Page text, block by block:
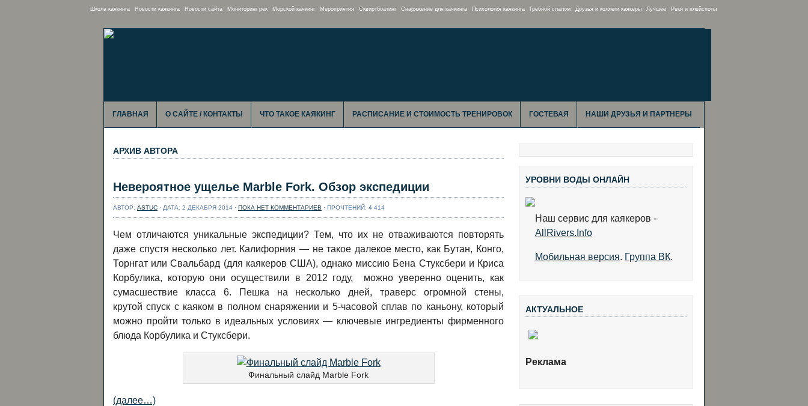
Школа каякинга Новости каякинга Новости сайта Мониторинг рек Морской каякинг Мероприятия Сквиртбоатинг Снаряжение для каякинга Психология каякинга Гребной слалом Друзья и коллеги каякеры Лучшее Реки и плейспоты
ГЛАВНАЯ О САЙТЕ / КОНТАКТЫ ЧТО ТАКОЕ КАЯКИНГ РАСПИСАНИЕ И СТОИМОСТЬ ТРЕНИРОВОК ГОСТЕВАЯ НАШИ ДРУЗЬЯ И ПАРТНЕРЫ
АРХИВ АВТОРА
Невероятное ущелье Marble Fork. Обзор экспедиции
АВТОР: ASTUC · ДАТА: 2 ДЕКАБРЯ 2014 · ПОКА НЕТ КОММЕНТАРИЕВ · ПРОЧТЕНИЙ: 4 414
Чем отличаются уникальные экспедиции? Тем, что их не отваживаются повторять
даже спустя несколько лет. Калифорния — не такое далекое место, как Бутан, Конго,
Торнгат или Свальбард (для каякеров США), однако миссию Бена Стуксбери и Криса
Корбулика, которую они осуществили в 2012 году, можно уверенно оценить, как
сумасшествие класса 6. Пешка на несколько дней, траверс огромной стены,
крутой спуск с каяком в полном снаряжении и 5-часовой сплав по каньону, который
можно пройти только в идеальных условиях — ключевые ингредиенты фирменного
блюда Корбулика и Стуксбери.
Финальный слайд Marble Fork
(далее…)
УРОВНИ ВОДЫ ОНЛАЙН
Наш сервис для каякеров -
AllRivers.Info
Мобильная версия. Группа ВК.
АКТУАЛЬНОЕ
Реклама